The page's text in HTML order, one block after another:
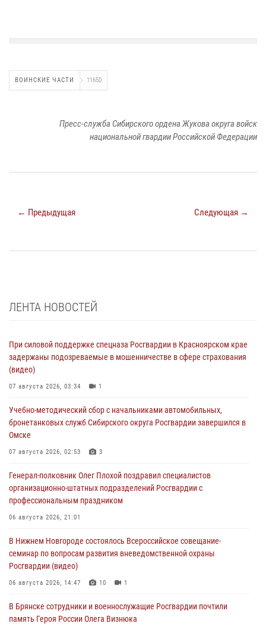
ВОИНСКИЕ ЧАСТИ 11650
Пресс-служба Сибирского ордена Жукова округа войск
национальной гвардии Российской Федерации
← Предыдущая Следующая →
ЛЕНТА НОВОСТЕЙ
При силовой поддержке спецназа Росгвардии в Красноярском крае
задержаны подозреваемые в мошенничестве в сфере страхования
(видео)
07 августа 2026, 03:34 1
Учебно-методический сбор с начальниками автомобильных,
бронетанковых служб Сибирского округа Росгвардии завершился в
Омске
07 августа 2026, 02:53 3
Генерал-полковник Олег Плохой поздравил специалистов
организационно-штатных подразделений Росгвардии с
профессиональным праздником
06 августа 2026, 21:01
В Нижнем Новгороде состоялось Всероссийское совещание-
семинар по вопросам развития вневедомственной охраны
Росгвардии (видео)
06 августа 2026, 14:47 10 1
В Брянске сотрудники и военнослужащие Росгвардии почтили
память Героя России Олега Визнюка